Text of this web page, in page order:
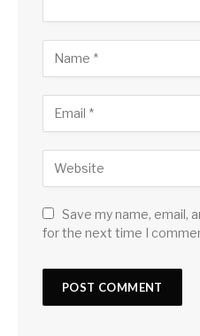
Save my name, email,
for the next time I